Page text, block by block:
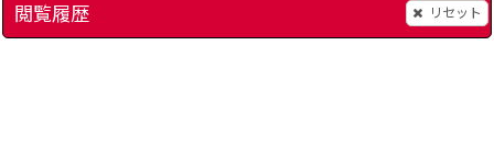
閲覧履歴 リセット